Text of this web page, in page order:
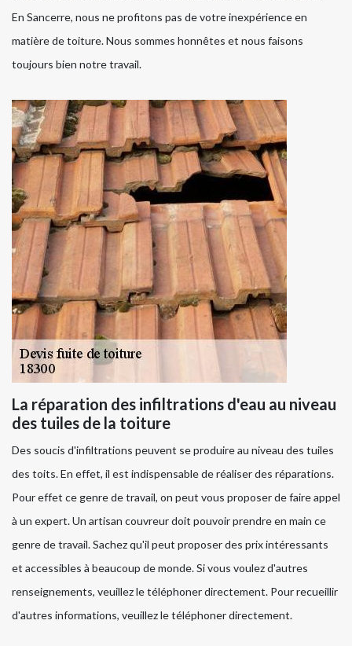
En Sancerre, nous ne profitons pas de votre inexpérience en
matière de toiture. Nous sommes honnêtes et nous faisons
toujours bien notre travail.
La réparation des infiltrations d'eau au niveau
des tuiles de la toiture
Des soucis d'infiltrations peuvent se produire au niveau des tuiles
des toits. En effet, il est indispensable de réaliser des réparations.
Pour effet ce genre de travail, on peut vous proposer de faire appel
à un expert. Un artisan couvreur doit pouvoir prendre en main ce
genre de travail. Sachez qu'il peut proposer des prix intéressants
et accessibles à beaucoup de monde. Si vous voulez d'autres
renseignements, veuillez le téléphoner directement. Pour recueillir
d'autres informations, veuillez le téléphoner directement.